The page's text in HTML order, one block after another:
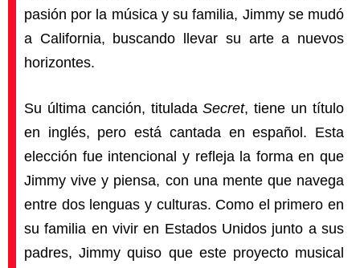
pasión por la música y su familia, Jimmy se mudó
a California, buscando llevar su arte a nuevos
horizontes.
Su última canción, tituladaSecret, tiene un título
en inglés, pero está cantada en español. Esta
elección fue intencional y refleja la forma en que
Jimmy vive y piensa, con una mente que navega
entre dos lenguas y culturas. Como el primero en
su familia en vivir en Estados Unidos junto a sus
padres, Jimmy quiso que este proyecto musical